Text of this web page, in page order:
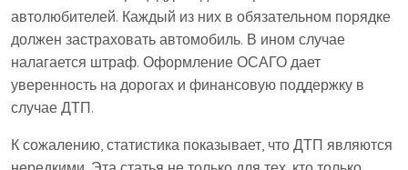
автолюбителей. Каждый из них в обязательном порядке
должен застраховать автомобиль. В ином случае
налагается штраф. Оформление ОСАГО дает
уверенность на дорогах и финансовую поддержку в
случае ДТП.
К сожалению, статистика показывает, что ДТП являются